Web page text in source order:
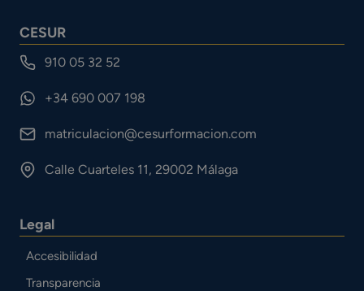
CESUR
910 05 32 52
+34 690 007 198
matriculacion@cesurformacion.com
Calle Cuarteles 11, 29002 Málaga
Legal
Accesibilidad
Transparencia